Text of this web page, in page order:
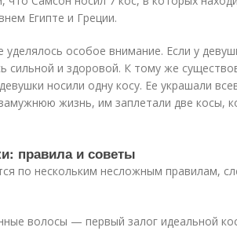
Египте и Греции.
уделялось особое внимание. Если у
сильной и здоровой. К тому же
носили одну косу. Ее украшали
жизнь, им заплетали две косы,
правила и советы
по нескольким несложным правилам,
волосы — первый залог идеальной